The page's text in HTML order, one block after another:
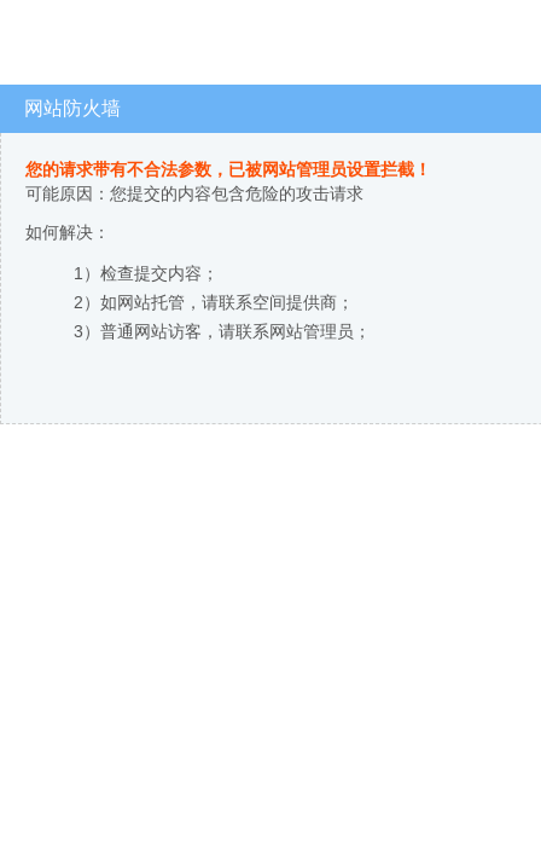
网站防火墙
您的请求带有不合法参数，已被网站管理员设置拦截！
可能原因：您提交的内容包含危险的攻击请求
如何解决：
1）检查提交内容；
2）如网站托管，请联系空间提供商；
3）普通网站访客，请联系网站管理员；